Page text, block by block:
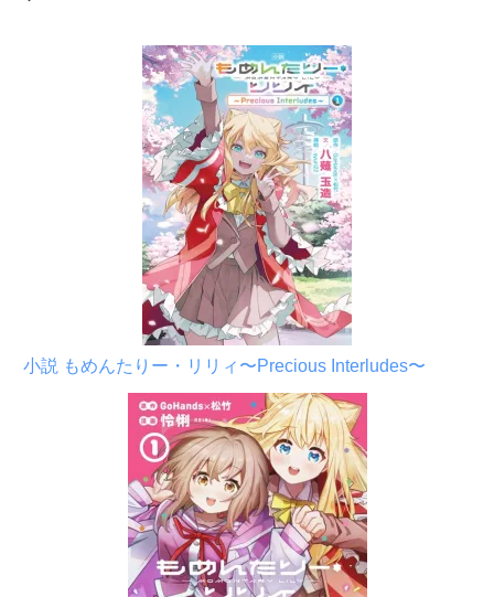
小説 もめんたりー・リリィ〜Precious Interludes〜